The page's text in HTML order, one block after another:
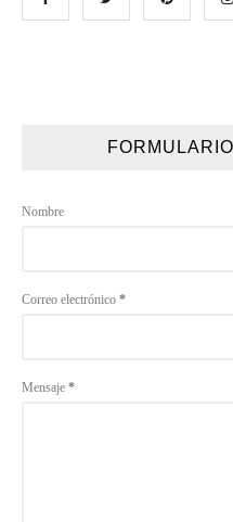
Nombre
Correo electrónico *
Mensaje *